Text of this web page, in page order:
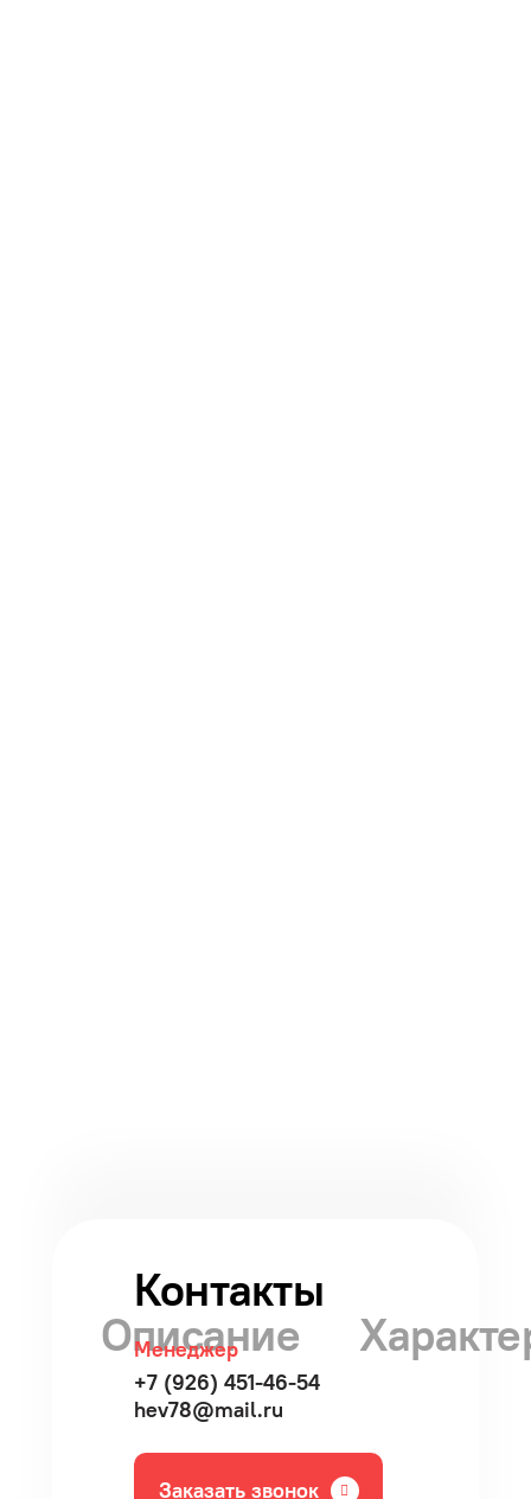
Описание
Контакты
Менеджер
+7 (926) 451-46-54
hev78@mail.ru
Заказать звонок